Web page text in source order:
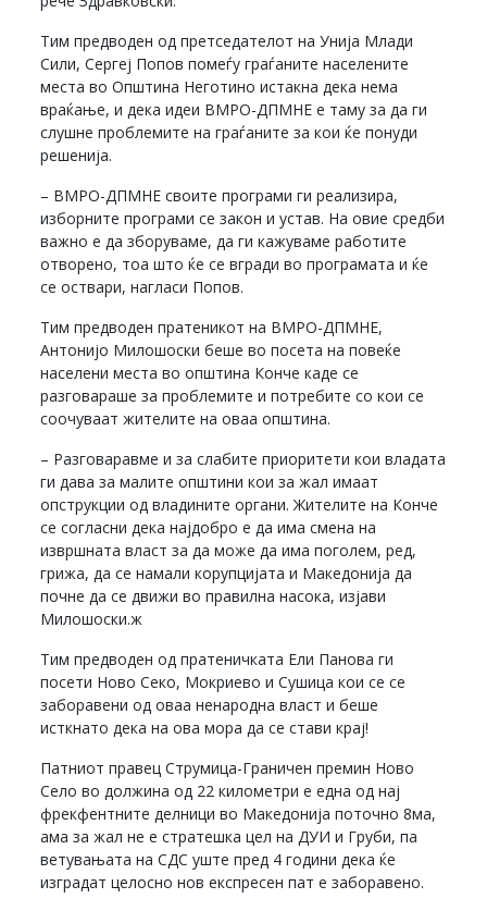
Тим предводен од претседателот на Унија Млади
Сили, Сергеј Попов помеѓу граѓаните населените
места во Општина Неготино истакна дека нема
враќање, и дека идеи ВМРО-ДПМНЕ е таму за да ги
слушне проблемите на граѓаните за кои ќе понуди
решенија.
– ВМРО-ДПМНЕ своите програми ги реализира,
изборните програми се закон и устав. На овие средби
важно е да зборуваме, да ги кажуваме работите
отворено, тоа што ќе се вгради во програмата и ќе
се оствари, нагласи Попов.
Тим предводен пратеникот на ВМРО-ДПМНЕ,
Антонијо Милошоски беше во посета на повеќе
населени места во општина Конче каде се
разговараше за проблемите и потребите со кои се
соочуваат жителите на оваа општина.
– Разговаравме и за слабите приоритети кои владата
ги дава за малите општини кои за жал имаат
опструкции од владините органи. Жителите на Конче
се согласни дека најдобро е да има смена на
извршната власт за да може да има поголем, ред,
грижа, да се намали корупцијата и Македонија да
почне да се движи во правилна насока, изјави
Милошоски.ж
Тим предводен од пратеничката Ели Панова ги
посети Ново Секо, Мокриево и Сушица кои се се
заборавени од оваа ненародна власт и беше
исткнато дека на ова мора да се стави крај!
Патниот правец Струмица-Граничен премин Ново
Село во должина од 22 километри е една од нај
фрекфентните делници во Македонија поточно 8ма,
ама за жал не е стратешка цел на ДУИ и Груби, па
ветувањата на СДС уште пред 4 години дека ќе
изградат целосно нов експресен пат е заборавено.